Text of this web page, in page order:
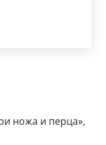
ножа и перца»,